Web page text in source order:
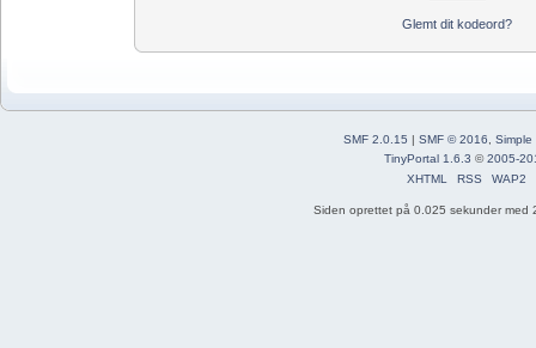
Glemt dit kodeord?
SMF 2.0.15 | SMF © 2016
Simple
TinyPortal 1.6.3 ©2005-
XHTML
RSS WAP2
Siden oprettet på 0.025 sekunder med